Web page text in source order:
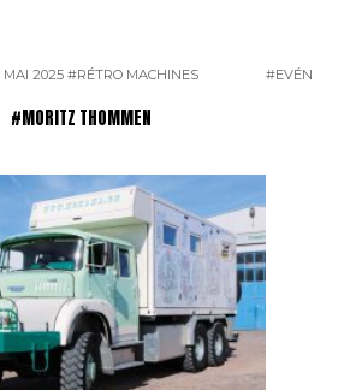
MAI 2025 #RÉTRO MACHINES
#MORITZ THOMMEN